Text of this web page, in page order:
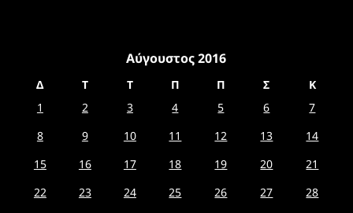
Αύγουστος 2016
Δ Τ Τ Π Π Σ
Κ
1
2 3 4 5 6
7
8
9 10 11 12 13
14
15
16 17 18 19 20
21
22
23 24 25 26 27
28